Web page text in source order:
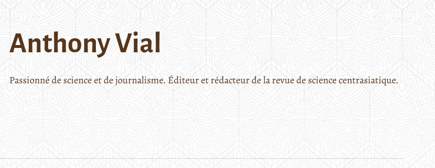
Anthony Vial
Passionné de science et de journalisme. Éditeur et rédacteur de la revue de science centrasiatique.